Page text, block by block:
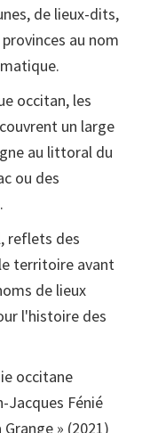
de lieux-dits,
au nom
occitan, les
un large
au littoral du
ou des
reflets des
territoire avant
de lieux
l'histoire des
occitane
Jacques Fénié
» (2021)